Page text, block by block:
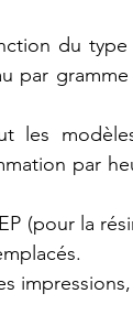
du
par
les
par
(pour la